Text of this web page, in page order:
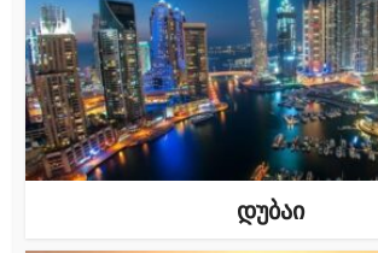
დუბაი